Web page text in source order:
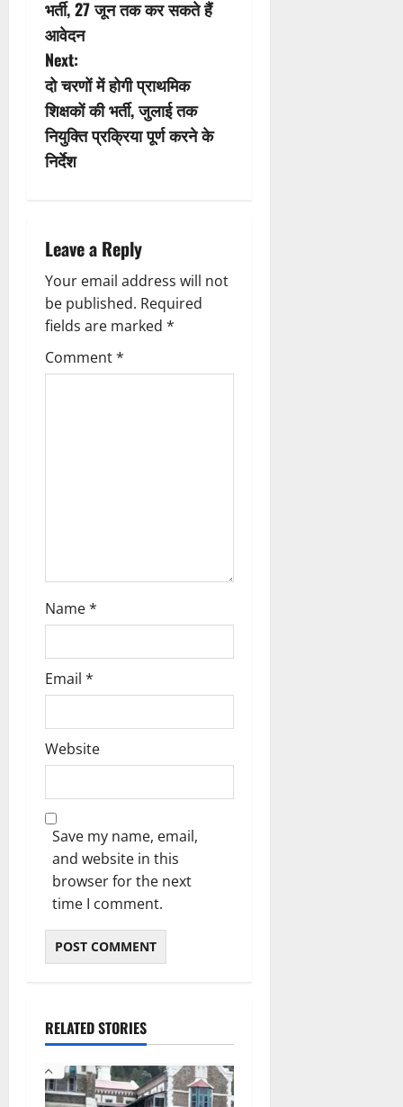
s
t
n
a
g
a
t
i
भर्ती, 27 जून तक कर सकते हैं
आवेदन
Next:
दो चरणों में होगी प्राथमिक
शिक्षकों की भर्ती, जुलाई तक
नियुक्ति प्रक्रिया पूर्ण करने के
निर्देश
Leave a Reply
Your email address will not
be published. Required
fields are marked *
Comment*
Name*
Email *
Website
Save my name, email,
and website in this
browser for the next
time I comment.
RELATED STORIES